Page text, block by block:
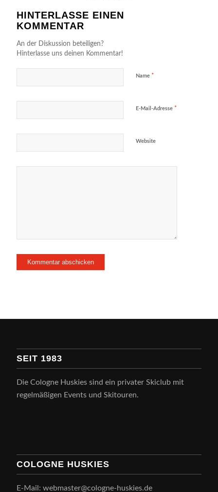
HINTERLASSE EINEN
KOMMENTAR
An der Diskussion beteiligen?
Hinterlasse uns deinen Kommentar!
Name *
E-Mail-Adresse *
Website
SEIT 1983
Die Cologne Huskies sind ein privater Skiclub mit
regelmäßigen Events und Skitouren.
COLOGNE HUSKIES
E-Mail: webmaster@cologne-huskies.de